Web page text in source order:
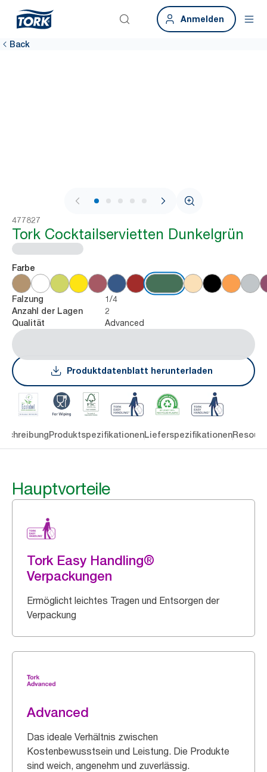
Anmelden
Back
1 / 6
477827
Tork Cocktailservietten Dunkelgrün
Farbe
Falzung 1/4
Anzahl der Lagen 2
Qualität Advanced
Produktdatenblatt herunterladen
ProduktspezifikationenLieferspezifikationen
Hauptvorteile
Tork Easy Handling®
Verpackungen
Ermöglicht leichtes Tragen und Entsorgen der
Verpackung
Advanced
Das ideale Verhältnis zwischen
Kostenbewusstsein und Leistung. Die Produkte
sind weich, angenehm und zuverlässig.